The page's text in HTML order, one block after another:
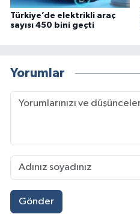
Türkiye’de elektrikli araç
sayısı 450 bini geçti
Yorumlar
Gönder